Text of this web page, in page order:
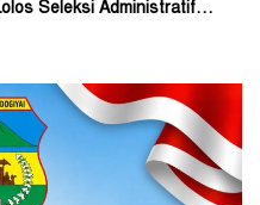
Seleksi Administratif